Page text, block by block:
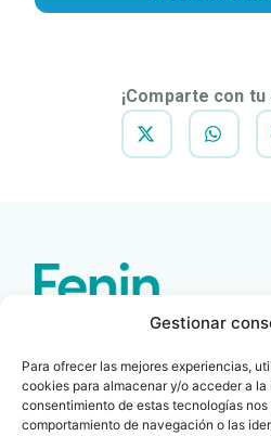
Gestionar
Para ofrecer las mejores experiencias,
cookies para almacenar y/o acceder a
consentimiento de estas tecnologías
comportamiento de navegación o las
¡Comparte con
C/ Villanueva, 20 - 1-
28001
915 759 800